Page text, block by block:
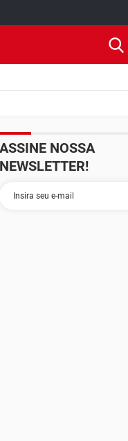
ASSINE NOSSA
NEWSLETTER!